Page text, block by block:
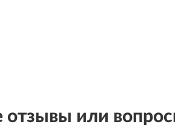
отзывы или